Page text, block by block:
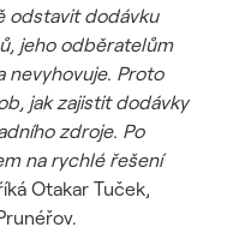
odstavit dodávku
jeho odběratelům
Proto
jak zajistit dodávky
zdroje. Po
na rychlé řešení
Otakar Tuček,